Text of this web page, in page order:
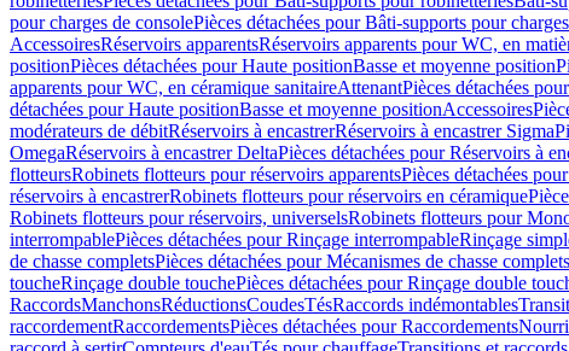
pour charges de consolePièces détachées pour Bâti-supports pour
AccessoiresRéservoirs apparentsRéservoirs apparents pour WC, en
positionPièces détachées pour Haute positionBasse et moyenne position
apparents pour WC, en céramique sanitaireAttenantPièces détachées
détachées pour Haute positionBasse et moyenne positionAccessoires
modérateurs de débitRéservoirs à encastrerRéservoirs à encastrer Sigma
OmegaRéservoirs à encastrer DeltaPièces détachées pour Réservoirs à
flotteursRobinets flotteurs pour réservoirs apparentsPièces détachées
réservoirs à encastrerRobinets flotteurs pour réservoirs en céramique
Robinets flotteurs pour réservoirs, universelsRobinets flotteurs pour
interrompablePièces détachées pour Rinçage interrompableRinçage
de chasse completsPièces détachées pour Mécanismes de chasse complets
toucheRinçage double touchePièces détachées pour Rinçage double
RaccordsManchonsRéductionsCoudesTésRaccords indémontables
raccordementRaccordementsPièces détachées pour Raccordements